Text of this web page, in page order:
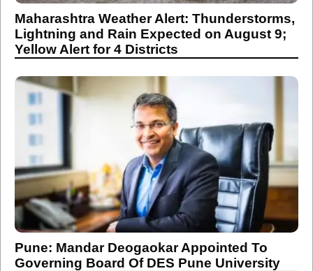
Maharashtra Weather Alert: Thunderstorms,
Lightning and Rain Expected on August 9;
Yellow Alert for 4 Districts
Pune: Mandar Deogaokar Appointed To
Governing Board Of DES Pune University